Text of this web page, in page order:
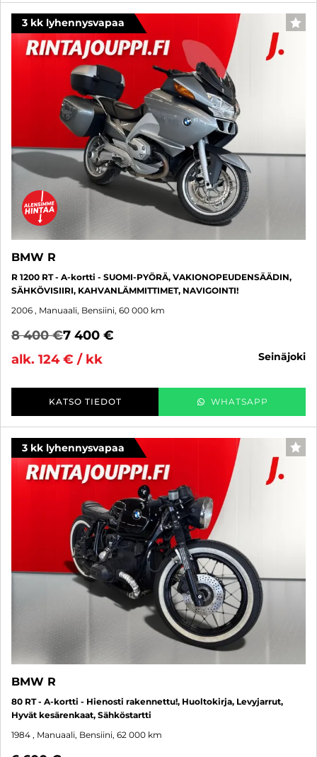
3 kk lyhennysvapaa
BMW R
R 1200 RT - A-kortti - SUOMI-PYÖRÄ, VAKIONOPEUDENSÄÄDIN,
SÄHKÖVISIIRI, KAHVANLÄMMITTIMET, NAVIGOINTI!
2006 , Manuaali, Bensiini, 60 000 km
8 400 €7 400 €
alk. 124 € / kk
seinäjoki
KATSO TIEDOT WHATSAPP
3 kk lyhennysvapaa
BMW R
80 RT - A-kortti - Hienosti rakennettu!, Huoltokirja, Levyjarrut,
Hyvät kesärenkaat, Sähköstartti
1984 , Manuaali, Bensiini, 62 000 km